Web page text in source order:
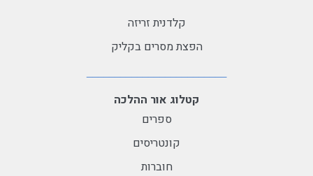
קלדנית זריזה
הפצת מסרים בקליק
קטלוג אור ההלכה
ספרים
קונטריסים
חוברות